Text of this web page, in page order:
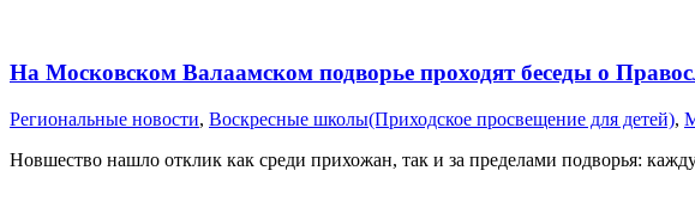
На Московском Валаамском подворье проходят беседы о
Pегиональные новости, Воскресные школы(Приходское просвещение для детей),
Новшество нашло отклик как среди прихожан, так и за пределами подворья: